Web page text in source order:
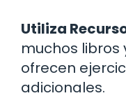
Utiliza
muchos libros
ofrecen
adicionales.